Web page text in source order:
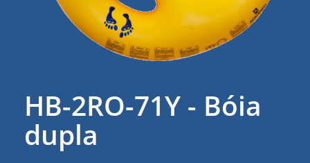
HB-2RO-71Y - Bóia
dupla